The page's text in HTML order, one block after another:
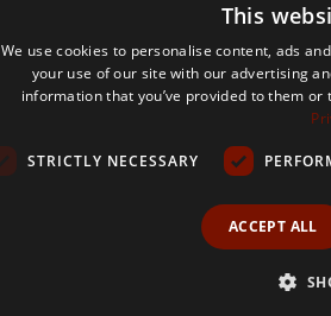
Σχετικά με εμάς
Η ομάδα μας
Συνεισφορά
Επικοινωνία
The PaliVerse
This
We use cookies to personalise content, ads
your use of our site with our advertising
information that you’ve provided to them
STRICTLY NECESSARY
ACCEPT ALL